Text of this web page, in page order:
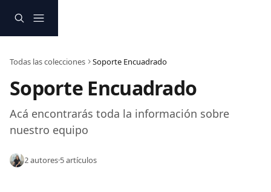
Todas las colecciones Soporte Encuadrado
Soporte Encuadrado
Acá encontrarás toda la información sobre
nuestro equipo
2 autores·5 artículos